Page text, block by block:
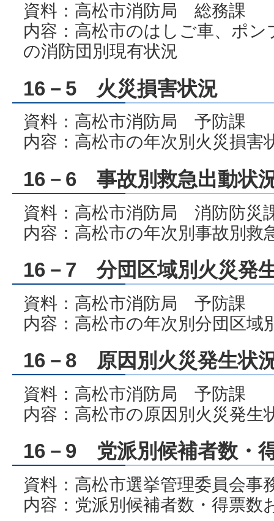
資料：高松市消防局 総務課
内容：高松市のはしご車、ポ
の消防団別現有状況
16－5 火災損害状況
資料：高松市消防局 予防課
内容：高松市の年次別火災損害
16－6 事故別救急出動状
資料：高松市消防局 消防防災
内容：高松市の年次別事故別救
16－7 分団区域別火災発
資料：高松市消防局 予防課
内容：高松市の年次別分団区域
16－8 原因別火災発生状
資料：高松市消防局 予防課
内容：高松市の原因別火災発生
16－9 党派別候補者数・
資料：高松市選挙管理委員会事
内容：党派別候補者数・得票数